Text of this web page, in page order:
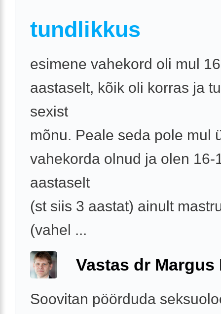
tundlikkus
esimene vahekord oli mul 16
aastaselt, kõik oli korras ja
sexist
mõnu. Peale seda pole mul
vahekorda olnud ja olen 16-
aastaselt
(st siis 3 aastat) ainult
(vahel ...
Vastas dr Margus
Soovitan pöörduda